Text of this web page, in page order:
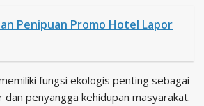
Penipuan Promo Hotel Lapor
fungsi ekologis penting sebagai
dan penyangga kehidupan masyarakat.